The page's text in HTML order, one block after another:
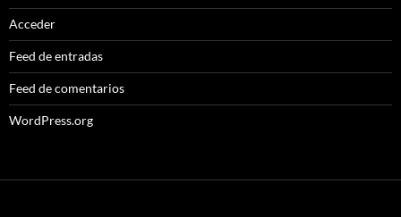
Acceder
Feed de entradas
Feed de comentarios
WordPress.org